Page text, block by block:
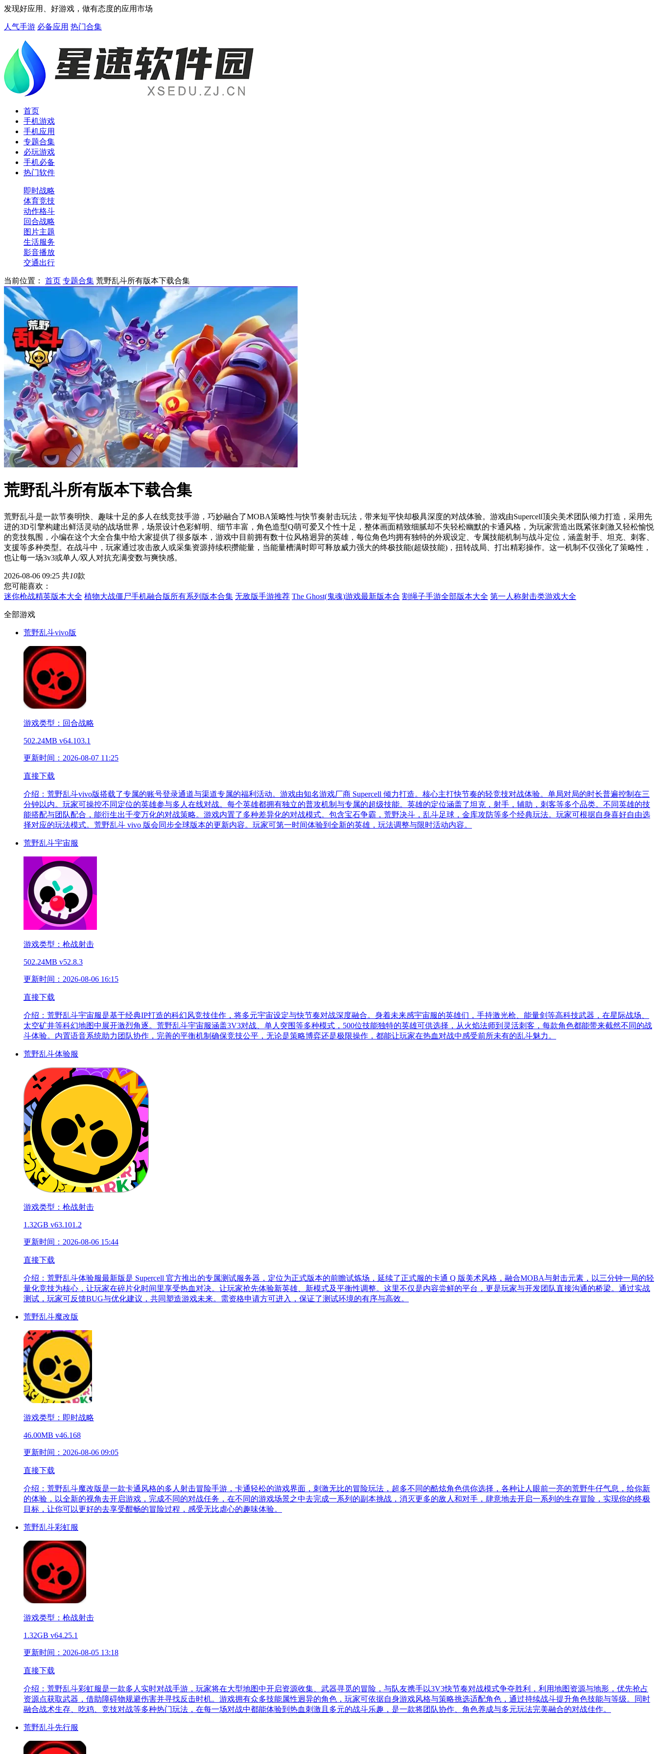
发现好应用、好游戏，做有态度的应用市场
人气手游 必备应用 热门合集
首页
手机游戏
手机应用
专题合集
必玩游戏
手机必备
热门软件
即时战略
体育竞技
动作格斗
回合战略
图片主题
生活服务
影音播放
交通出行
当前位置： 首页 专题合集 荒野乱斗所有版本下载合集
荒野乱斗所有版本下载合集
荒野乱斗是一款节奏明快、趣味十足的多人在线竞技手游，巧妙融合了MOBA策略性与快节奏射击玩法，带来短平快却极具深度的对战体验。游戏由Supercell顶尖美术团队倾力打造，采用先
进的3D引擎构建出鲜活灵动的战场世界，场景设计色彩鲜明、细节丰富，角色造型Q萌可爱又个性十足，整体画面精致细腻却不失轻松幽默的卡通风格，为玩家营造出既紧张刺激又轻松愉悦
的竞技氛围，小编在这个大全合集中给大家提供了很多版本，游戏中目前拥有数十位风格迥异的英雄，每位角色均拥有独特的外观设定、专属技能机制与战斗定位，涵盖射手、坦克、刺客、
支援等多种类型。在战斗中，玩家通过攻击敌人或采集资源持续积攒能量，当能量槽满时即可释放威力强大的终极技能(超级技能)，扭转战局、打出精彩操作。这一机制不仅强化了策略性，
也让每一场3v3或单人/双人对抗充满变数与爽快感。
2026-08-06 09:25 共10款
您可能喜欢：
迷你枪战精英版本大全 植物大战僵尸手机融合版所有系列版本合集 无敌版手游推荐 The Ghost(鬼魂)游戏最新版本合 割绳子手游全部版本大全 第一人称射击类游戏大全
全部游戏
荒野乱斗vivo版
游戏类型：回合战略
502.24MB v64.103.1
更新时间：2026-08-07 11:25
直接下载
介绍： 荒野乱斗vivo版搭载了专属的账号登录通道与渠道专属的福利活动。游戏由知名游戏厂商 Supercell 倾力打造。核心主打快节奏的轻竞技对战体验。单局对局的时长普遍控制在三
分钟以内。玩家可操控不同定位的英雄参与多人在线对战。每个英雄都拥有独立的普攻机制与专属的超级技能。英雄的定位涵盖了坦克，射手，辅助，刺客等多个品类。不同英雄的技
能搭配与团队配合，能衍生出千变万化的对战策略。游戏内置了多种差异化的对战模式。包含宝石争霸，荒野决斗，乱斗足球，金库攻防等多个经典玩法。玩家可根据自身喜好自由选
择对应的玩法模式。荒野乱斗 vivo 版会同步全球版本的更新内容。玩家可第一时间体验到全新的英雄，玩法调整与限时活动内容。
荒野乱斗宇宙服
游戏类型：枪战射击
502.24MB v52.8.3
更新时间：2026-08-06 16:15
直接下载
介绍： 荒野乱斗宇宙服是基于经典IP打造的科幻风竞技佳作，将多元宇宙设定与快节奏对战深度融合。身着未来感宇宙服的英雄们，手持激光枪、能量剑等高科技武器，在星际战场、
太空矿井等科幻地图中展开激烈角逐。荒野乱斗宇宙服涵盖3V3对战、单人突围等多种模式，500位技能独特的英雄可供选择，从火焰法师到灵活刺客，每款角色都能带来截然不同的战
斗体验。内置语音系统助力团队协作，完善的平衡机制确保竞技公平，无论是策略博弈还是极限操作，都能让玩家在热血对战中感受前所未有的乱斗魅力。
荒野乱斗体验服
游戏类型：枪战射击
1.32GB v63.101.2
更新时间：2026-08-06 15:44
直接下载
介绍： 荒野乱斗体验服最新版是 Supercell 官方推出的专属测试服务器，定位为正式版本的前瞻试炼场，延续了正式服的卡通 Q 版美术风格，融合MOBA与射击元素，以三分钟一局的轻
量化竞技为核心，让玩家在碎片化时间里享受热血对决。让玩家抢先体验新英雄、新模式及平衡性调整。这里不仅是内容尝鲜的平台，更是玩家与开发团队直接沟通的桥梁。通过实战
测试，玩家可反馈BUG与优化建议，共同塑造游戏未来。需资格申请方可进入，保证了测试环境的有序与高效。
荒野乱斗魔改版
游戏类型：即时战略
46.00MB v46.168
更新时间：2026-08-06 09:05
直接下载
介绍： 荒野乱斗魔改版是一款卡通风格的多人射击冒险手游，卡通轻松的游戏界面，刺激无比的冒险玩法，超多不同的酷炫角色供你选择，各种让人眼前一亮的荒野牛仔气息，给你新
的体验，以全新的视角去开启游戏，完成不同的对战任务，在不同的游戏场景之中去完成一系列的副本挑战，消灭更多的敌人和对手，肆意地去开启一系列的生存冒险，实现你的终极
目标，让你可以更好的去享受酣畅的冒险过程，感受无比虐心的趣味体验。
荒野乱斗彩虹服
游戏类型：枪战射击
1.32GB v64.25.1
更新时间：2026-08-05 13:18
直接下载
介绍： 荒野乱斗彩虹服是一款多人实时对战手游，玩家将在大型地图中开启资源收集、武器寻觅的冒险，与队友携手以3V3快节奏对战模式争夺胜利，利用地图资源与地形，优先抢占
资源点获取武器，借助障碍物规避伤害并寻找反击时机。游戏拥有众多技能属性迥异的角色，玩家可依据自身游戏风格与策略挑选适配角色，通过持续战斗提升角色技能与等级。同时
融合战术生存、吃鸡、竞技对战等多种热门玩法，在每一场对战中都能体验到热血刺激且多元的战斗乐趣，是一款将团队协作、角色养成与多元玩法完美融合的对战佳作。
荒野乱斗先行服